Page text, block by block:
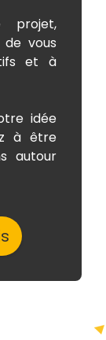
projet,
vous
et à
idée
à être
autour